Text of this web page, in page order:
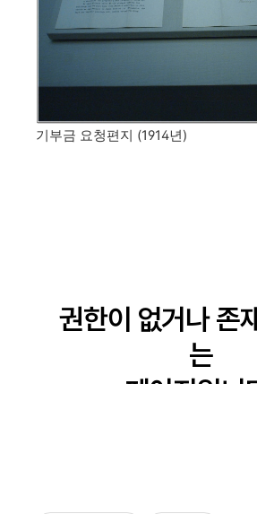
기부금 요청편지 (1914년)